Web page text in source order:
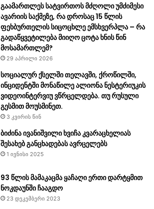
გაამართლეს სატვირთოს მძღოლი უმძიმესი
ავარიის საქმეზე, რა დროსაც 15 წლის
ფეხბურთელის სიცოცხლე ემსხვერპლა – რა
გადაწყვეტილება მიიღო ცოტა ხნის წინ
მოსამართლემ?
29 აპრილი 2026
სოციალურ ქსელში თელავში, ქროწილში,
ინციდენტში მონაწილე ალი­ო­ნა ნეს­ტე­რი­უ­კის
ვიდეოინტერვიუ ვწრცელდება. თუ რუსული
გესმით მოუსმინეთ.
3 კვირის წინ
ბიძინა ივანიშვილი ხვიჩა კვარაცხელიას
შესახებ განცხადებას ავრცელებს
1 ივნისი 2025
93 წლის მამაკაცმა ყაჩაღი ერთი დარტყმით
ნოკდაუნში ჩააგდო
23 დეკემბერი 2023